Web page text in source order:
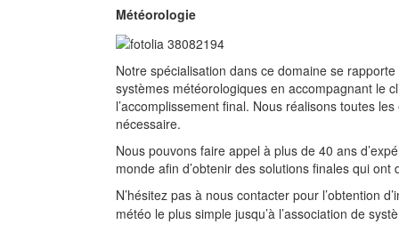
Météorologie
Notre spécialisation dans ce domaine se
systèmes météorologiques en accompagnant le
l’accomplissement final. Nous réalisons toutes
nécessaire.
Nous pouvons faire appel à plus de 40 ans
monde afin d’obtenir des solutions finales qui
N’hésitez pas à nous contacter pour l’obtention
météo le plus simple jusqu’à l’association de